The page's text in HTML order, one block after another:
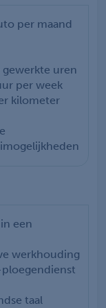
moderne
en
is hetzelfde en je
geleverd.
per maand
gewerkte uren
per week
kilometer
een
werkhouding
taal